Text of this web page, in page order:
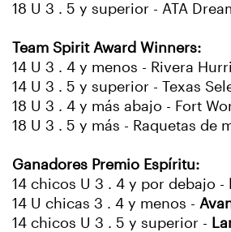
18 U 3 . 5 y superior - ATA
Team Spirit Award Winners:
14 U 3 . 4 y menos - Rivera
14 U 3 . 5 y superior - Texas
18 U 3 . 4 y más abajo - Fort
18 U 3 . 5 y más - Raquetas de
Ganadores Premio Espíritu:
14 chicos U 3 . 4 y por debajo -
14 U chicas 3 . 4 y menos -
14 chicos U 3 . 5 y superior -